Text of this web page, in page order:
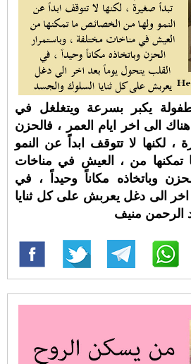
يكبر بسرعة ويتغلغل في
الى اخر ايام العمر ، فالحزن
، لكنها لا تتوقف ابداً عن النمو
تمكنها من ، العيش في مناخات
وباتخاذه مكاناً وحيداً ، في
اخر الى دغل يعربش على كل ثنايا
الرحمن منيف